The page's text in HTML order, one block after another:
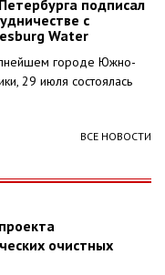
подписал
с
Water
городе Южно-
29 июля состоялась
ВСЕ НОВОСТИ
очистных